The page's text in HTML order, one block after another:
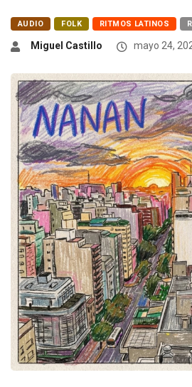
AUDIO FOLK RITMOS LATINOS
Miguel Castillo mayo 24,